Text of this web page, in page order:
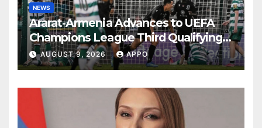
NEWS
Ararat-Armenia Advances to UEFA
Champions League Third Qualifying
Round
AUGUST 9, 2026 APPO